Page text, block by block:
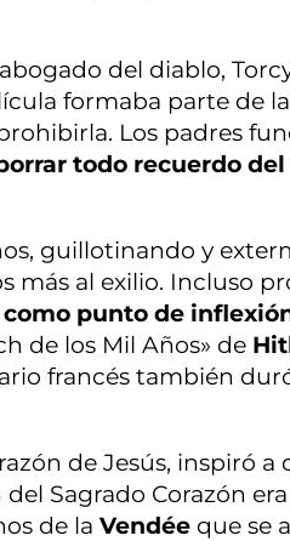
del diablo,
formaba parte de
Los padres
todo recuerdo
guillotinando y
más al exilio. Incluso
punto de
de los Mil Años» de
francés también
de Jesús, inspiró a
Sagrado Corazón
de la Vendée que se